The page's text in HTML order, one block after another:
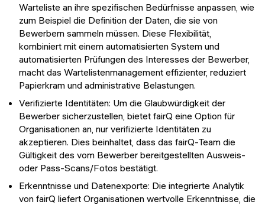
Warteliste an ihre spezifischen Bedürfnisse anpassen, wie
zum Beispiel die Definition der Daten, die sie von
Bewerbern sammeln müssen. Diese Flexibilität,
kombiniert mit einem automatisierten System und
automatisierten Prüfungen des Interesses der Bewerber,
macht das Wartelistenmanagement effizienter, reduziert
Papierkram und administrative Belastungen.
Verifizierte Identitäten: Um die Glaubwürdigkeit der
Bewerber sicherzustellen, bietet fairQ eine Option für
Organisationen an, nur verifizierte Identitäten zu
akzeptieren. Dies beinhaltet, dass das fairQ-Team die
Gültigkeit des vom Bewerber bereitgestellten Ausweis-
oder Pass-Scans/Fotos bestätigt.
Erkenntnisse und Datenexporte: Die integrierte Analytik
von fairQ liefert Organisationen wertvolle Erkenntnisse, die